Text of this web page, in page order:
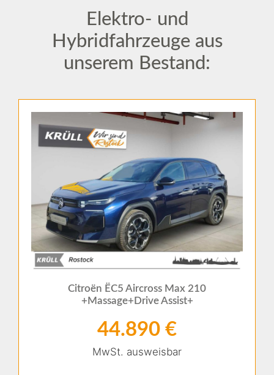
Elektro- und
Hybridfahrzeuge aus
unserem Bestand:
Citroën ËC5 Aircross Max 210
+Massage+Drive Assist+
44.890 €
MwSt. ausweisbar